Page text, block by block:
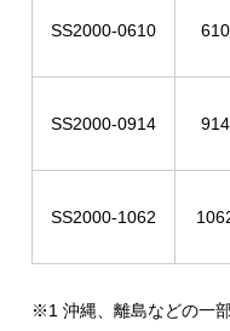
SS2000-0610
SS2000-0914
SS2000-1062
※1 沖縄、離島などの一